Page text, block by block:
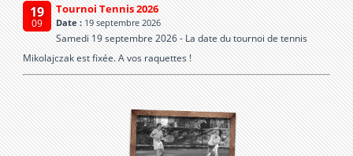
19
09
Tournoi Tennis 2026
Date :19 septembre 2026
Samedi 19 septembre 2026 - La date du tournoi de tennis
Mikolajczak est fixée. A vos raquettes !